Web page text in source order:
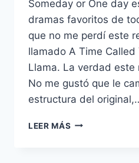
Someday or One day
dramas favoritos de
que no me perdí este
llamado A Time Called
Llama. La verdad este
No me gustó que le
estructura del
LEER MÁS TIENE